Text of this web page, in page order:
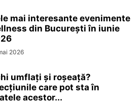
mai interesante evenimente
din București în iunie
2026
umflați și roșeață?
care pot sta în
acestor...